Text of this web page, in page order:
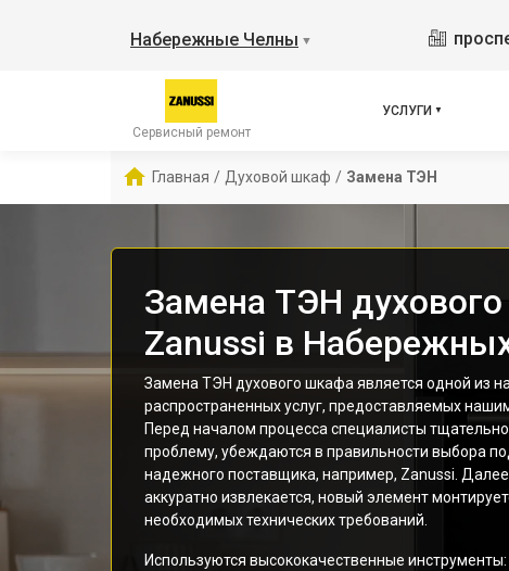
Набережные Челны ▼
Сервисный ремонт
УСЛУГИ
Главная / Духовой шкаф / Замена ТЭН
Замена ТЭН
Zanussi в
Замена ТЭН духового шкафа является одной из
распространенных услуг, предоставляемых
Перед началом процесса специалисты
проблему, убеждаются в правильности выбора
надежного поставщика, например, Zanussi.
аккуратно извлекается, новый элемент
необходимых технических требований.
Используются высококачественные